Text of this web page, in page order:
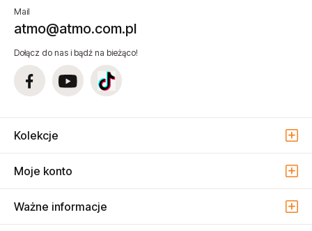
Mail
atmo@atmo.com.pl
Dołącz do nas i bądź na bieżąco!
Kolekcje
Moje konto
Ważne informacje